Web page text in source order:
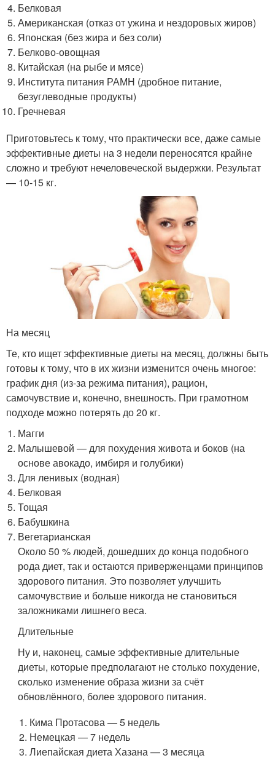
Белковая
Американская (отказ от ужина и нездоровых жиров)
Японская (без жира и без соли)
Белково-овощная
Китайская (на рыбе и мясе)
Института питания РАМН (дробное питание,
безуглеводные продукты)
Гречневая
Приготовьтесь к тому, что практически все, даже самые
эффективные диеты на 3 недели переносятся крайне
сложно и требуют нечеловеческой выдержки. Результат
— 10-15 кг.
На месяц
Те, кто ищет эффективные диеты на месяц, должны быть
готовы к тому, что в их жизни изменится очень многое:
график дня (из-за режима питания), рацион,
самочувствие и, конечно, внешность. При грамотном
подходе можно потерять до 20 кг.
Магги
Малышевой — для похудения живота и боков (на
основе авокадо, имбиря и голубики)
Для ленивых (водная)
Белковая
Тощая
Бабушкина
Вегетарианская
Около 50 % людей, дошедших до конца подобного
рода диет, так и остаются приверженцами принципов
здорового питания. Это позволяет улучшить
самочувствие и больше никогда не становиться
заложниками лишнего веса.
Длительные
Ну и, наконец, самые эффективные длительные
диеты, которые предполагают не столько похудение,
сколько изменение образа жизни за счёт
обновлённого, более здорового питания.
Кима Протасова — 5 недель
Немецкая — 7 недель
Лиепайская диета Хазана — 3 месяца